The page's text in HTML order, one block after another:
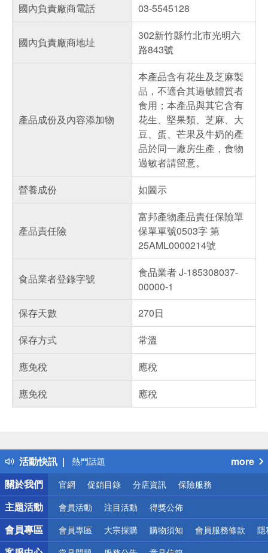
國內負責廠商電話
03-5545128
國內負責廠商地址
302新竹縣竹北市光明六
路843號
產品成份及內容添加物
本產品含有花生及芝麻製
品，不適合其過敏體質者
食用；本產品與其它含有
花生、堅果類、芝麻、大
豆、蛋、芒果及牛奶的產
品於同一廠房生產，食物
過敏者請留意。
營養成份
如圖示
產品責任險
富邦產物產品責任保險單
保單單號0503字 第
25AML0000214號
食品業者登錄字號
食品業者 J-185308037-
00000-1
保存天數
270日
保存方式
常溫
應免稅
應稅
應免稅
應稅
活動快訊
得獎公告
熱門話題
銀行優惠
偏遠地區配送
詐騙網頁！請小心！
more
關於我們
官網 促銷目錄 分店資訊 保險服務
主題活動 會員活動 注目活動 得獎公佈
會員專區 會員專區 大宗採購 購物須知 會員服務條款 隱